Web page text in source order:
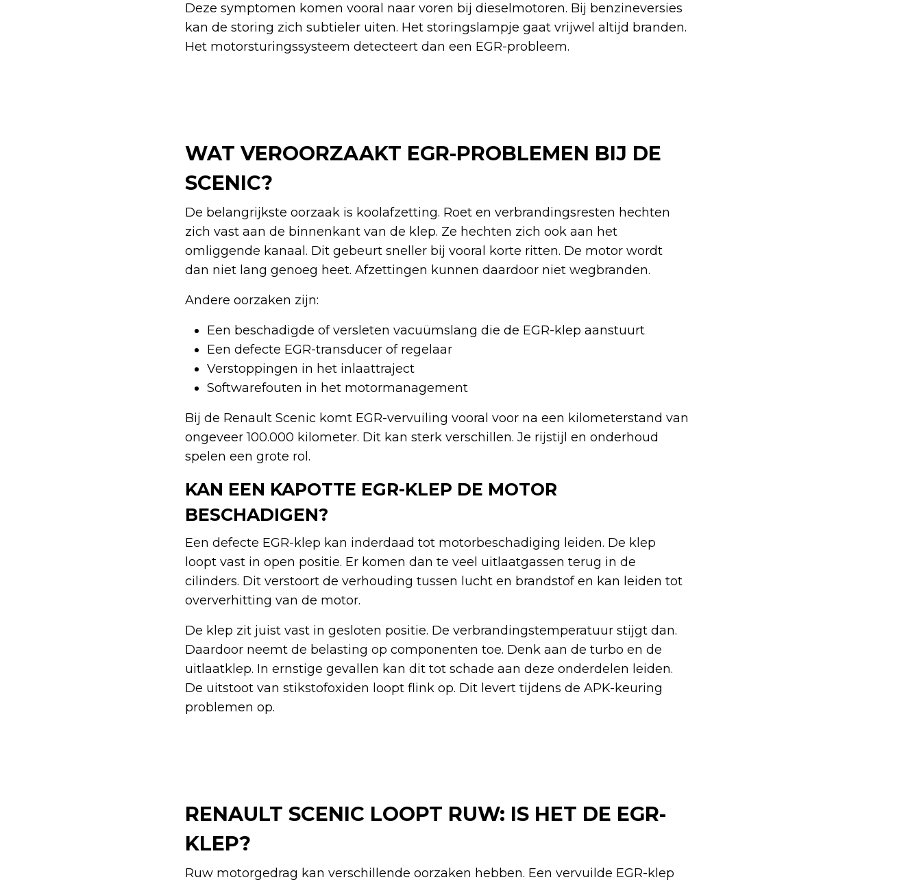
Deze symptomen komen vooral naar voren bij dieselmotoren. Bij benzineversies
kan de storing zich subtieler uiten. Het storingslampje gaat vrijwel altijd branden.
Het motorsturingssysteem detecteert dan een EGR-probleem.
WAT VEROORZAAKT EGR-PROBLEMEN BIJ DE
SCENIC?
De belangrijkste oorzaak is koolafzetting. Roet en verbrandingsresten hechten
zich vast aan de binnenkant van de klep. Ze hechten zich ook aan het
omliggende kanaal. Dit gebeurt sneller bij vooral korte ritten. De motor wordt
dan niet lang genoeg heet. Afzettingen kunnen daardoor niet wegbranden.
Andere oorzaken zijn:
Een beschadigde of versleten vacuümslang die de EGR-klep aanstuurt
Een defecte EGR-transducer of regelaar
Verstoppingen in het inlaattraject
Softwarefouten in het motormanagement
Bij de Renault Scenic komt EGR-vervuiling vooral voor na een kilometerstand van
ongeveer 100.000 kilometer. Dit kan sterk verschillen. Je rijstijl en onderhoud
spelen een grote rol.
KAN EEN KAPOTTE EGR-KLEP DE MOTOR
BESCHADIGEN?
Een defecte EGR-klep kan inderdaad tot motorbeschadiging leiden. De klep
loopt vast in open positie. Er komen dan te veel uitlaatgassen terug in de
cilinders. Dit verstoort de verhouding tussen lucht en brandstof en kan leiden tot
oververhitting van de motor.
De klep zit juist vast in gesloten positie. De verbrandingstemperatuur stijgt dan.
Daardoor neemt de belasting op componenten toe. Denk aan de turbo en de
uitlaatklep. In ernstige gevallen kan dit tot schade aan deze onderdelen leiden.
De uitstoot van stikstofoxiden loopt flink op. Dit levert tijdens de APK-keuring
problemen op.
RENAULT SCENIC LOOPT RUW: IS HET DE EGR-
KLEP?
Ruw motorgedrag kan verschillende oorzaken hebben. Een vervuilde EGR-klep